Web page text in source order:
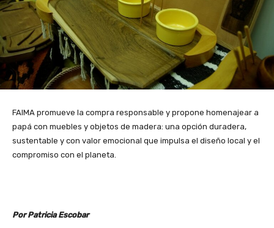
FAIMA promueve la compra responsable y propone homenajear a
papá con muebles y objetos de madera: una opción duradera,
sustentable y con valor emocional que impulsa el diseño local y el
compromiso con el planeta.
Por Patricia Escobar